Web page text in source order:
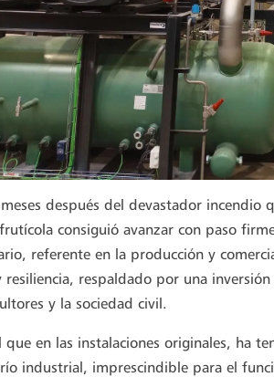
después del devastador incendio
consiguió avanzar con paso
referente en la producción y
respaldado por una
y la sociedad civil.
que en las instalaciones originales, ha
industrial, imprescindible para el